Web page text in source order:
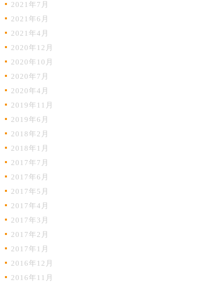
2021年7月
2021年6月
2021年4月
2020年12月
2020年10月
2020年7月
2020年4月
2019年11月
2019年6月
2018年2月
2018年1月
2017年7月
2017年6月
2017年5月
2017年4月
2017年3月
2017年2月
2017年1月
2016年12月
2016年11月